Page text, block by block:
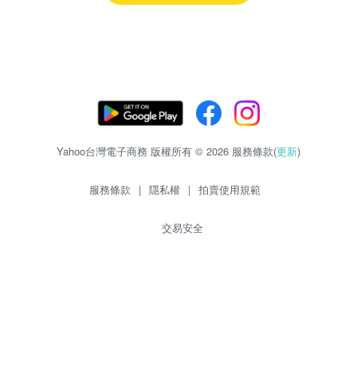
Yahoo台灣電子商務 版權所有 © 2026 服務條款(更新)
服務條款 | 隱私權 | 拍賣使用規範
交易安全